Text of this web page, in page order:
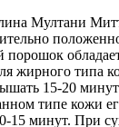
Мултани
порошок
жирного типа
15-20
типе кожи
15 минут. При